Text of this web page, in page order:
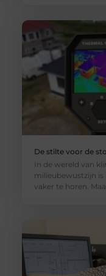
De stilte voor de
In de wereld van
milieubewustzijn is
vaker te horen.